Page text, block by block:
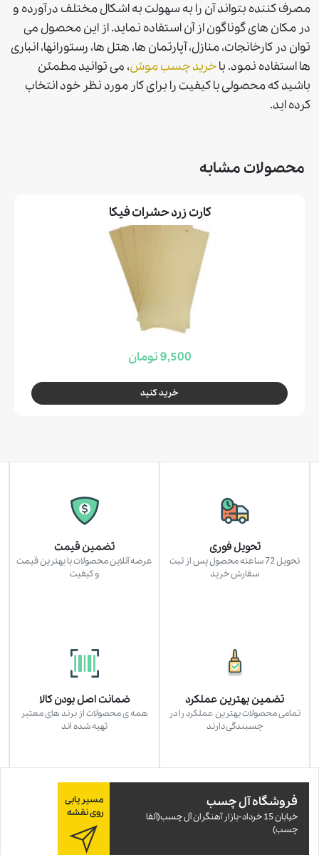
مصرف کننده بتواند آن را به سهولت به اشکال مختلف درآورده و
در مکان های گوناگون از آن استفاده نماید. از این محصول می
توان در کارخانجات، منازل، آپارتمان ها، هتل ها، رستورانها، انباری
ها استفاده نمود. باخريد چسب موش، می توانيد مطمئن
باشيد كه محصولی با كيفيت را برای كار مورد نظر خود انتخاب
كرده ايد.
محصولات مشابه
کارت زرد حشرات فیکا
9,500 تومان
خرید کنید
تحویل فوری
تحویل 72 ساعته محصول پس از ثبت
سفارش خرید
تضمین قیمت
عرضه آنلاین محصولات با بهترین قیمت
و کیفیت
تضمین بهترین عملکرد
تمامی محصولات بهترین عملکرد را در
چسبندگی دارند
ضمانت اصل بودن کالا
همه ی محصولات از برند های معتبر
تهیه شده اند
فروشگاه آل چسب
خيابان 15 خرداد-بازار آهنگران آل چسب(آلفا
چسب)
مسیر یابی
روی نقشه